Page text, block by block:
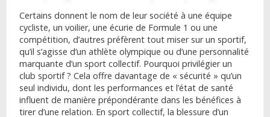
Certains donnent le nom de leur société à une équipe
cycliste, un voilier, une écurie de Formule 1 ou une
compétition, d’autres préfèrent tout miser sur un sportif,
qu’il s’agisse d’un athlète olympique ou d’une personnalité
marquante d’un sport collectif. Pourquoi privilégier un
club sportif ? Cela offre davantage de « sécurité » qu’un
seul individu, dont les performances et l’état de santé
influent de manière prépondérante dans les bénéfices à
tirer d’une relation. En sport collectif, la blessure d’un